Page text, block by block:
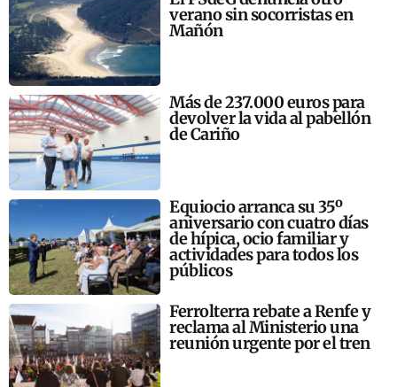
verano sin socorristas en
Mañón
Más de 237.000 euros para
devolver la vida al pabellón
de Cariño
Equiocio arranca su 35º
aniversario con cuatro días
de hípica, ocio familiar y
actividades para todos los
públicos
Ferrolterra rebate a Renfe y
reclama al Ministerio una
reunión urgente por el tren